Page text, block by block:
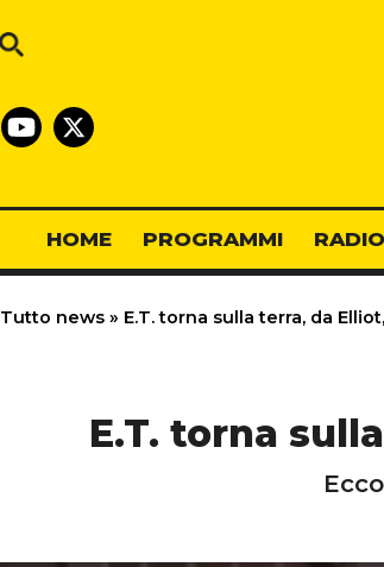
HOME PROGRAMMI RADIO
Tutto news » E.T. torna sulla terra, da
E.T. torna